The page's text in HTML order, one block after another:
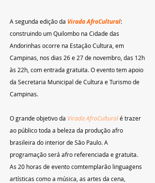
A segunda edição da Virada AfroCultural:
construindo um Quilombo na Cidade das
Andorinhas ocorre na Estação Cultura, em
Campinas, nos dias 26 e 27 de novembro, das 12h
às 22h, com entrada gratuita. O evento tem apoio
da Secretaria Municipal de Cultura e Turismo de
Campinas.
O grande objetivo da Virada AfroCulturalé trazer
ao público toda a beleza da produção afro
brasileira do interior de São Paulo. A
programação será afro referenciada e gratuita.
As 20 horas de evento comtemplarão linguagens
artísticas como a música, as artes da cena,